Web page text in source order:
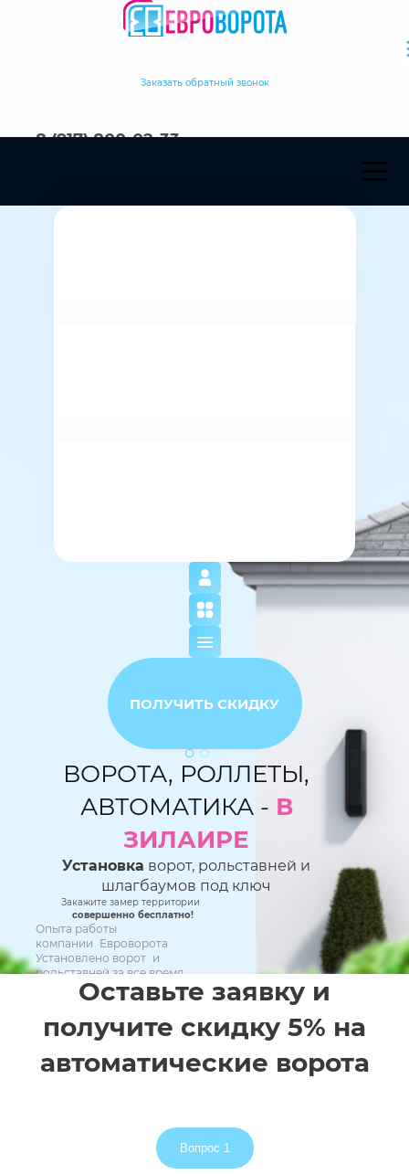
Заказать обратный звонок
8 (917) 800-02-33
ПОЛУЧИТЬ СКИДКУ
ВОРОТА, РОЛЛЕТЫ,
АВТОМАТИКА - В
ЗИЛАИРЕ
Установка ворот, рольставней и
шлагбаумов под ключ
Закажите замер территории
совершенно бесплатно!
Опыта работы
компании Евроворота
Установлено ворот и
рольставней за все время
При соблюдение регламента технического
обслуживания
17 ЛЕТ
10 000+
Оставьте заявку и
получите скидку 5% на
автоматические ворота
Вопрос 1